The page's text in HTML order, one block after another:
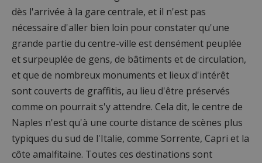
dès l'arrivée à la gare centrale, et il n'est pas
nécessaire d'aller bien loin pour constater qu'une
grande partie du centre-ville est densément peuplée
et surpeuplée de gens, de bâtiments et de circulation,
et que de nombreux monuments et lieux d'intérêt
sont couverts de graffitis, au lieu d'être préservés
comme on pourrait s'y attendre. Cela dit, le centre de
Naples n'est qu'à une courte distance de scènes plus
typiques du sud de l'Italie, comme Sorrente, Capri et la
côte amalfitaine. Toutes ces destinations sont